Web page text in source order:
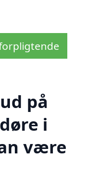
på
i
være